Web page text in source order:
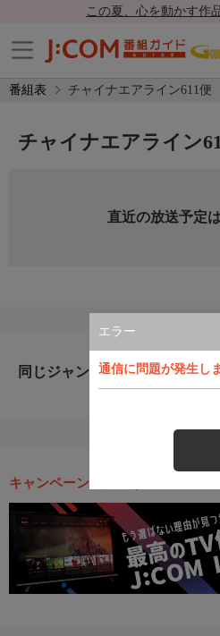
この夏、心を動かす作
番組表 チャイナエアライン611便
エラー
通信に問題が発生し
チャイナエアライン
直近の放送予定
同じジャンルのおすすめ番組
キャンペーン・お得な情報